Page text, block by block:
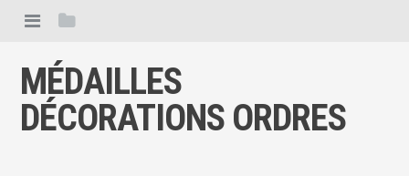
MÉDAILLES
DÉCORATIONS ORDRES